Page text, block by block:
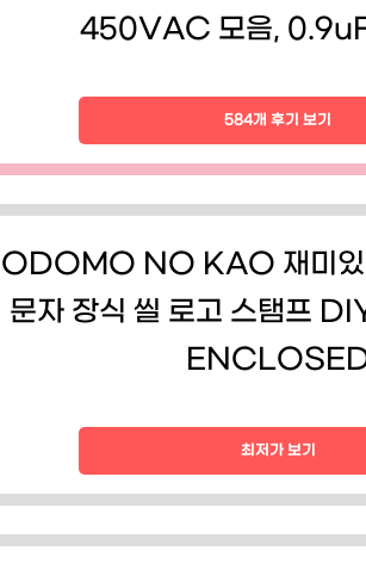
450VAC 모음,
584개 후기 보기
NO KAO 재미있
문자 장식 씰 로고 스탬프
최저가 보기